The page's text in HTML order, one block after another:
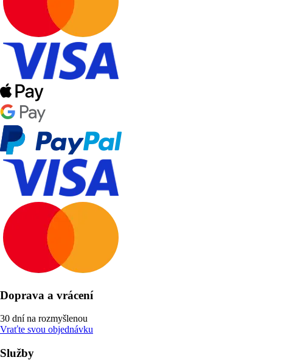
Doprava a vrácení
30 dní na rozmyšlenou
Vraťte svou objednávku
Služby